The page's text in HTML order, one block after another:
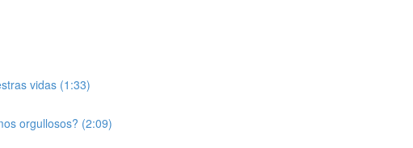
vidas (1:33)
orgullosos? (2:09)